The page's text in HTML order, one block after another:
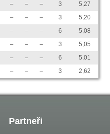
– – – 3
5,27
– – – 3
5,20
– – – 6
5,08
– – – 3
5,05
– – – 6
5,01
– – – 3 2,62
Partneři